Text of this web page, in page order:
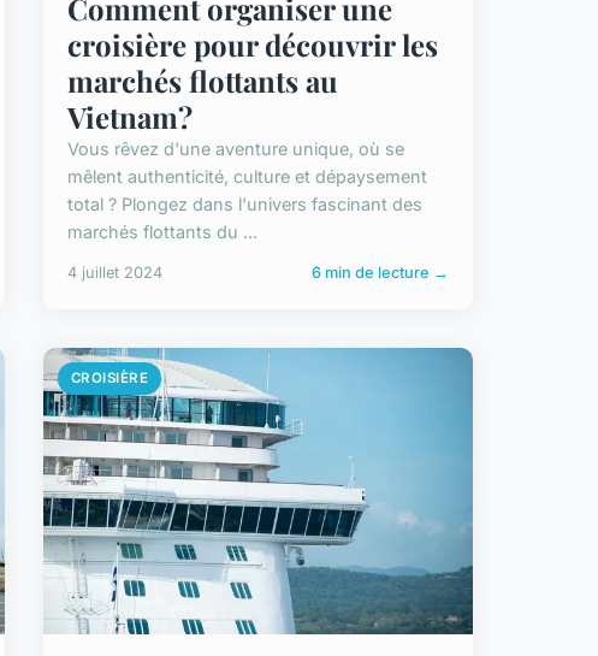
Comment organiser une
croisière pour découvrir les
marchés flottants au
Vietnam?
Vous rêvez d'une aventure unique, où se
mêlent authenticité, culture et dépaysement
total ? Plongez dans l'univers fascinant des
marchés flottants du ...
4 juillet 2024 6 min de lecture →
CROISIÈRE